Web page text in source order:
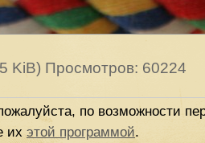
KiB) Просмотров: 60224
по возможности
их этой программой.